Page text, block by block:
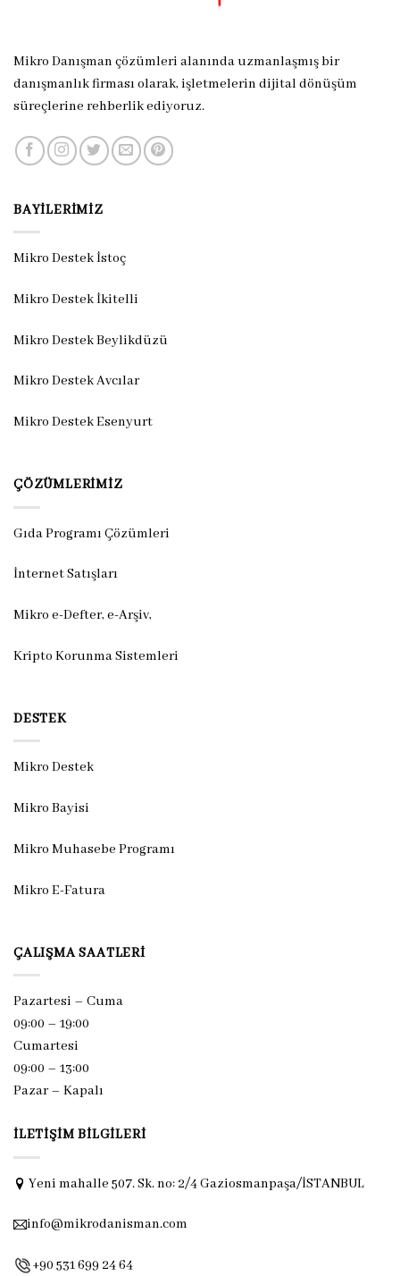
Mikro Danışman çözümleri alanında uzmanlaşmış bir
danışmanlık firması olarak, işletmelerin dijital dönüşüm
süreçlerine rehberlik ediyoruz.
BAYILERIMIZ
Mikro Destek İstoç
Mikro Destek İkitelli
Mikro Destek Beylikdüzü
Mikro Destek Avcılar
Mikro Destek Esenyurt
ÇÖZÜMLERIMIZ
Gıda Programı Çözümleri
İnternet Satışları
Mikro e-Defter, e-Arşiv,
Kripto Korunma Sistemleri
DESTEK
Mikro Destek
Mikro Bayisi
Mikro Muhasebe Programı
Mikro E-Fatura
ÇALIŞMA SAATLERI
Pazartesi – Cuma
09:00 – 19:00
Cumartesi
09:00 – 13:00
Pazar – Kapalı
İLETIŞIM BILGILERI
Yeni mahalle 507. Sk. no: 2/4 Gaziosmanpaşa/İSTANBUL
info@mikrodanisman.com
+90 531 699 24 64